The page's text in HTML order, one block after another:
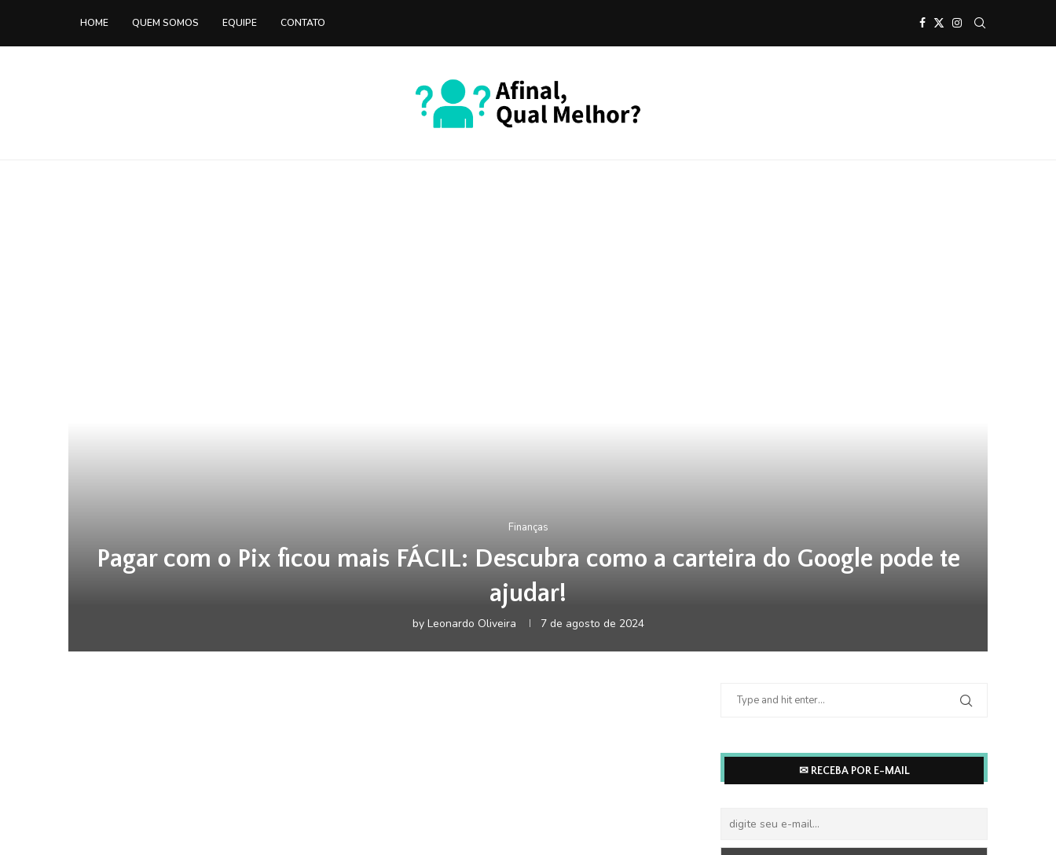
HOME QUEM SOMOS EQUIPE CONTATO
Finanças
Pagar com o Pix ficou mais FÁCIL: Descubra como a carteira do Google pode te
ajudar!
by Leonardo Oliveira 7 de agosto de 2024
✉ RECEBA POR E-MAIL